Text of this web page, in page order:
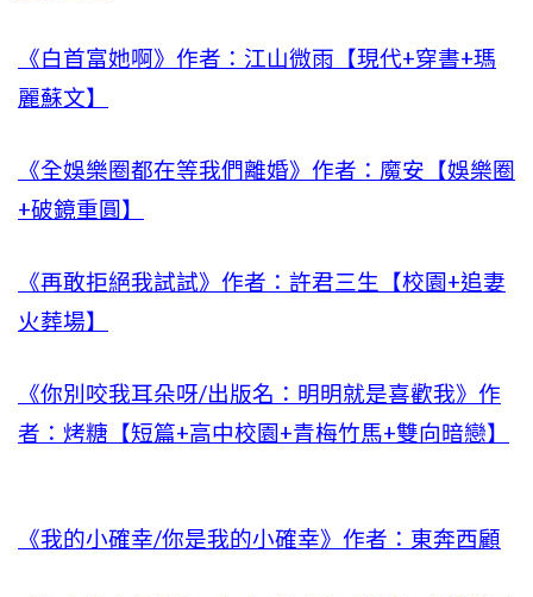
《白首富她啊》作者：江山微雨【現代+穿書+瑪
麗蘇文】
《全娛樂圈都在等我們離婚》作者：魔安【娛樂圈
+破鏡重圓】
《再敢拒絕我試試》作者：許君三生【校園+追妻
火葬場】
《你別咬我耳朵呀/出版名：明明就是喜歡我》作
者：烤糖【短篇+高中校園+青梅竹馬+雙向暗戀】
《我的小確幸/你是我的小確幸》作者：東奔西顧